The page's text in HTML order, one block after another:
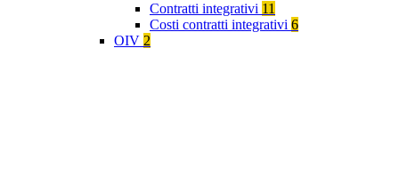
Contratti integrativi 11
Costi contratti integrativi 6
OIV 2